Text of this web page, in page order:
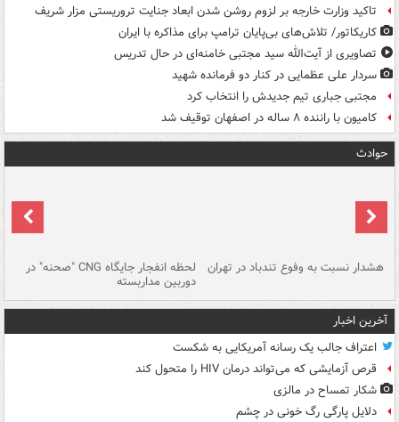
تاکید وزارت خارجه بر لزوم روشن شدن ابعاد جنایت تروریستی مزار شریف
کاریکاتور/ تلاش‌های بی‌پایان ترامپ برای مذاکره با ایران
تصاویری از آیت‌الله سید مجتبی خامنه‌ای در حال تدریس
سردار علی عظمایی در کنار دو فرمانده شهید
مجتبی جباری تیم جدیدش را انتخاب کرد
کامیون با راننده ۸ ساله در اصفهان توقیف شد
حوادث
هشدار نسبت به وفوع تندباد در تهران لحظه انفجار جایگاه CNG "صحنه" در
دوربین مداربسته
آخرین اخبار
اعتراف جالب یک رسانه آمریکایی به شکست
قرص آزمایشی که می‌تواند درمان HIV را متحول کند
شکار تمساح در مالزی
دلایل پارگی رگ خونی در چشم